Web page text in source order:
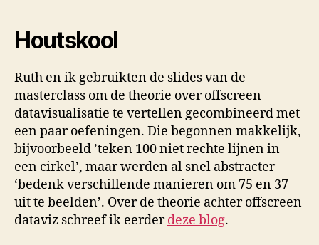
Houtskool
Ruth en ik gebruikten de slides van de
masterclass om de theorie over offscreen
datavisualisatie te vertellen gecombineerd met
een paar oefeningen. Die begonnen makkelijk,
bijvoorbeeld ’teken 100 niet rechte lijnen in
een cirkel’, maar werden al snel abstracter
‘bedenk verschillende manieren om 75 en 37
uit te beelden’. Over de theorie achter offscreen
dataviz schreef ik eerderdeze blog.